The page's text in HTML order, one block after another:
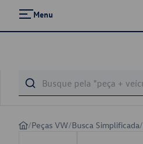
Menu
/Peças VW/Busca Simplificada/